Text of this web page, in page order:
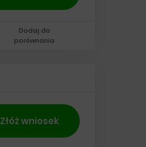
Dodaj do
porównania
Złóż wniosek